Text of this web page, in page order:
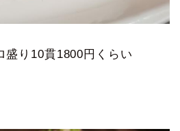
盛り10貫1800円くらい